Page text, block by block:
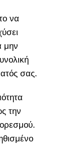
να
μην
σας.
την